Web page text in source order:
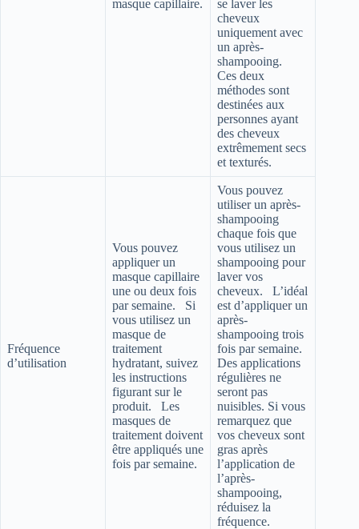
masque capillaire.
se laver les
cheveux
uniquement avec
un après-
shampooing.
Ces deux
méthodes sont
destinées aux
personnes ayant
des cheveux
extrêmement secs
et texturés.
Fréquence
d’utilisation
Vous pouvez
appliquer un
masque capillaire
une ou deux fois
par semaine. Si
vous utilisez un
masque de
traitement
hydratant, suivez
les instructions
figurant sur le
produit. Les
masques de
traitement doivent
être appliqués une
fois par semaine.
Vous pouvez
utiliser un après-
shampooing
chaque fois que
vous utilisez un
shampooing pour
laver vos
cheveux. L’idéal
est d’appliquer un
après-
shampooing trois
fois par semaine.
Des applications
régulières ne
seront pas
nuisibles. Si vous
remarquez que
vos cheveux sont
gras après
l’application de
l’après-
shampooing,
réduisez la
fréquence.